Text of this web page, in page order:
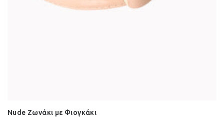
Nude Ζωνάκι με Φιογκάκι